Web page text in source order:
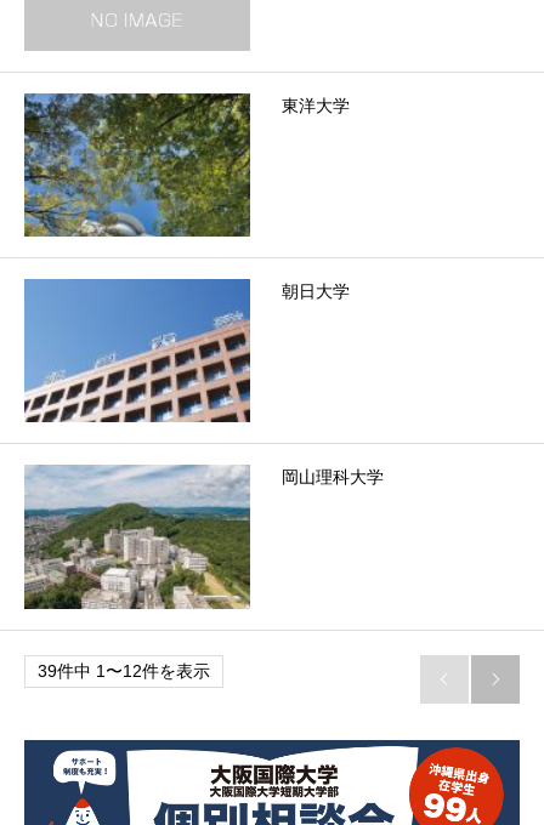
東洋大学
朝日大学
岡山理科大学
39件中 1〜12件を表示  